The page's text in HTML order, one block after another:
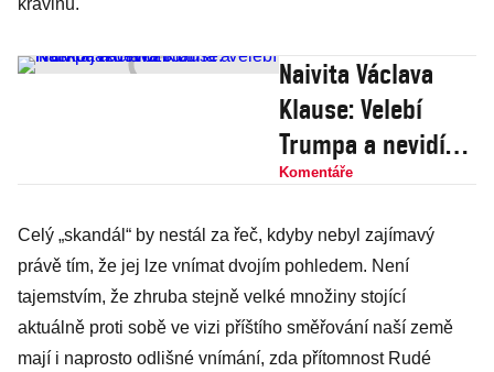
kravinu.
Naivita Václava
Klause: Velebí
Trumpa a nevidí
Putina a Rusko
Komentáře
Celý „skandál“ by nestál za řeč, kdyby nebyl zajímavý
právě tím, že jej lze vnímat dvojím pohledem. Není
tajemstvím, že zhruba stejně velké množiny stojící
aktuálně proti sobě ve vizi příštího směřování naší země
mají i naprosto odlišné vnímání, zda přítomnost Rudé